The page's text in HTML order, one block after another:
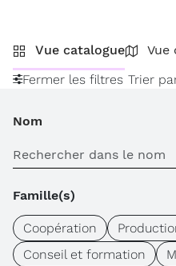
Vue catalogue
Vue
Fermer les filtres Trier
Nom
Famille(s)
Coopération
Conseil et formation